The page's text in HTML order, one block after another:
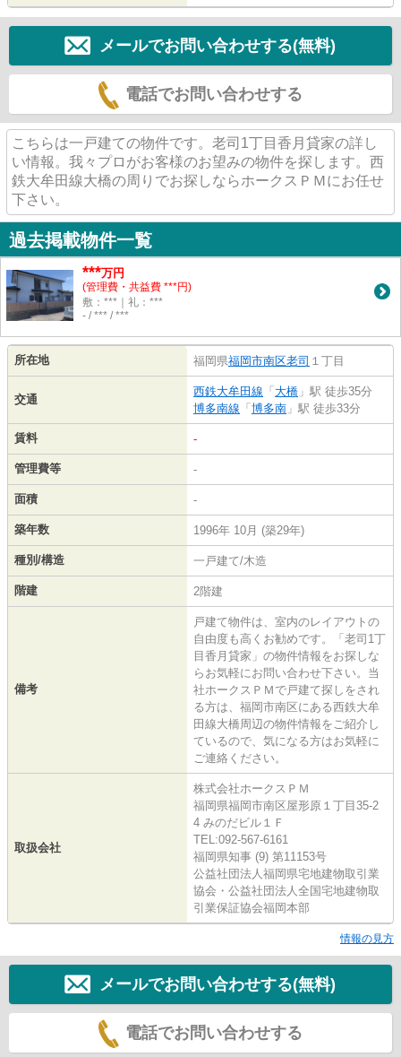
メールでお問い合わせする(無料)
電話でお問い合わせする
こちらは一戸建ての物件です。老司1丁目香月貸家の詳し
い情報。我々プロがお客様のお望みの物件を探します。西
鉄大牟田線大橋の周りでお探しならホークスＰＭにお任せ
下さい。
過去掲載物件一覧
***万円
(管理費・共益費 ***円)
敷：***｜礼：***
- / *** / ***
所在地 福岡県福岡市南区老司 １丁目
交通
西鉄大牟田線 「 大橋 」駅 徒歩35分
博多南線 「 博多南 」駅 徒歩33分
賃料 -
管理費等 -
面積 -
築年数 1996年 10月 (築29年)
種別/構造 一戸建て/木造
階建 2階建
備考
戸建て物件は、室内のレイアウトの
自由度も高くお勧めです。「老司1丁
目香月貸家」の物件情報をお探しな
らお気軽にお問い合わせ下さい。当
社ホークスＰＭで戸建て探しをされ
る方は、福岡市南区にある西鉄大牟
田線大橋周辺の物件情報をご紹介し
ているので、気になる方はお気軽に
ご連絡ください。
取扱会社
株式会社ホークスＰＭ
福岡県福岡市南区屋形原１丁目35-2
4 みのだビル１Ｆ
TEL:092-567-6161
福岡県知事 (9) 第11153号
公益社団法人福岡県宅地建物取引業
協会・公益社団法人全国宅地建物取
引業保証協会福岡本部
情報の見方
メールでお問い合わせする(無料)
電話でお問い合わせする